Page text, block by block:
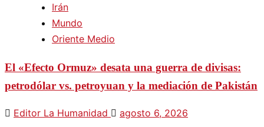
Irán
Mundo
Oriente Medio
El «Efecto Ormuz» desata una guerra de divisas:
petrodólar vs. petroyuan y la mediación de Pakistán
Editor La Humanidad agosto 6, 2026